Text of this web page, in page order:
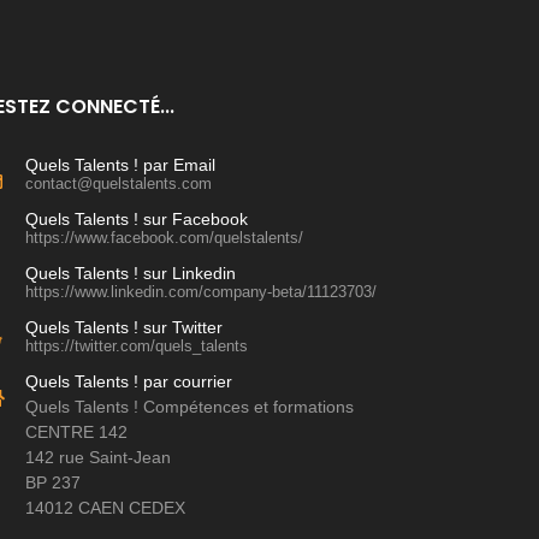
CONNECTÉ...
Quels Talents ! par Email
contact@quelstalents.com
Quels Talents ! sur Facebook
https://www.facebook.com/quelstalents/
Quels Talents ! sur Linkedin
https://www.linkedin.com/company-beta/11123703/
Quels Talents ! sur Twitter
https://twitter.com/quels_talents
Quels Talents ! par courrier
Quels Talents ! Compétences et formations
CENTRE 142
142 rue Saint-Jean
BP 237
14012 CAEN CEDEX